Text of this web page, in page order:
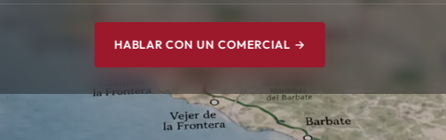
HABLAR CON UN COMERCIAL →